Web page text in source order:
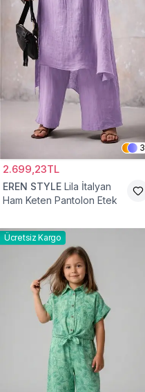
3
2.699,23TL
EREN STYLE Lila İtalyan
Ham Keten Pantolon Etek
Ücretsiz Kargo